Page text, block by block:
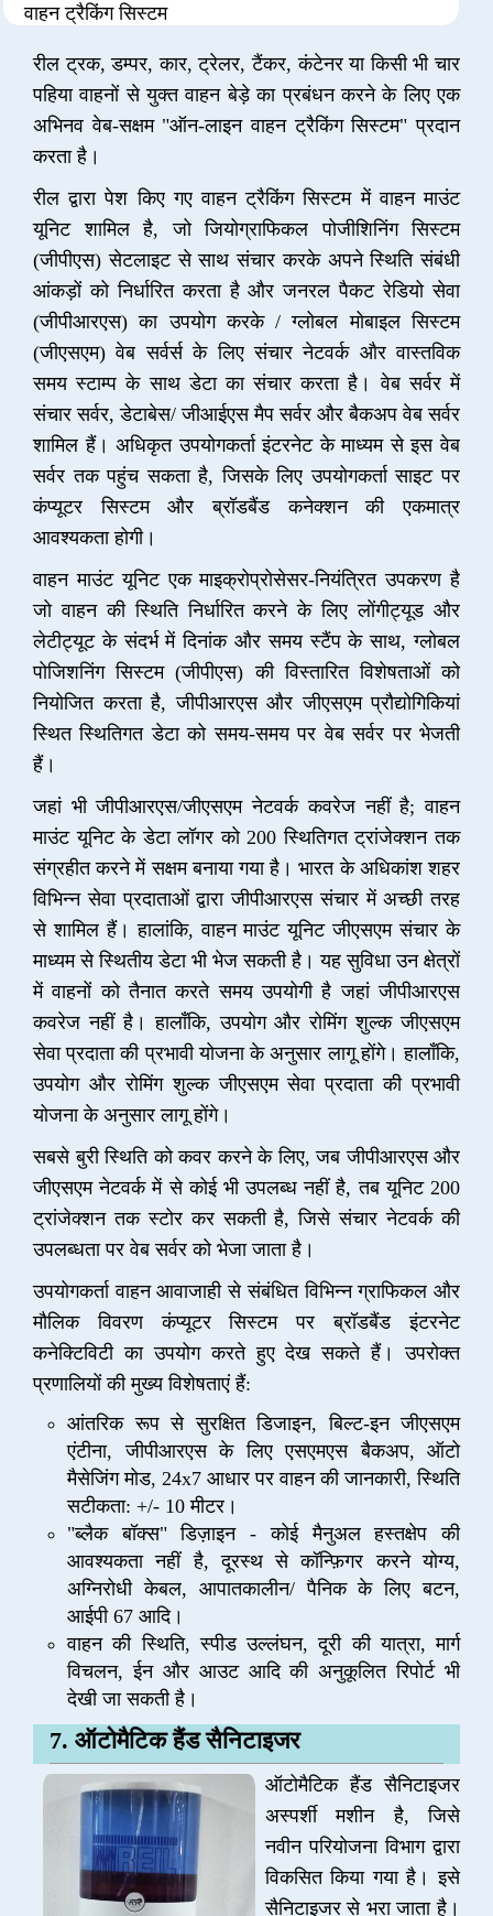
वाहन ट्रैकिंग सिस्टम
रील ट्रक, डम्पर, कार, ट्रेलर, टैंकर, कंटेनर या किसी भी चार
पहिया वाहनों से युक्त वाहन बेड़े का प्रबंधन करने के लिए एक
अभिनव वेब-सक्षम "ऑन-लाइन वाहन ट्रैकिंग सिस्टम" प्रदान
करता है।
रील द्वारा पेश किए गए वाहन ट्रैकिंग सिस्टम में वाहन माउंट
यूनिट शामिल है, जो जियोग्राफिकल पोजीशिनिंग सिस्टम
(जीपीएस) सेटलाइट से साथ संचार करके अपने स्थिति संबंधी
आंकड़ों को निर्धारित करता है और जनरल पैकट रेडियो सेवा
(जीपीआरएस) का उपयोग करके / ग्लोबल मोबाइल सिस्टम
(जीएसएम) वेब सर्वर्स के लिए संचार नेटवर्क और वास्तविक
समय स्टाम्प के साथ डेटा का संचार करता है। वेब सर्वर में
संचार सर्वर, डेटाबेस/ जीआईएस मैप सर्वर और बैकअप वेब सर्वर
शामिल हैं। अधिकृत उपयोगकर्ता इंटरनेट के माध्यम से इस वेब
सर्वर तक पहुंच सकता है, जिसके लिए उपयोगकर्ता साइट पर
कंप्यूटर सिस्टम और ब्रॉडबैंड कनेक्शन की एकमात्र
आवश्यकता होगी।
वाहन माउंट यूनिट एक माइक्रोप्रोसेसर-नियंत्रित उपकरण है
जो वाहन की स्थिति निर्धारित करने के लिए लोंगीट्यूड और
लेटीट्यूट के संदर्भ में दिनांक और समय स्टैंप के साथ, ग्लोबल
पोजिशनिंग सिस्टम (जीपीएस) की विस्तारित विशेषताओं को
नियोजित करता है, जीपीआरएस और जीएसएम प्रौद्योगिकियां
स्थित स्थितिगत डेटा को समय-समय पर वेब सर्वर पर भेजती
हैं।
जहां भी जीपीआरएस/जीएसएम नेटवर्क कवरेज नहीं है; वाहन
माउंट यूनिट के डेटा लॉगर को 200 स्थितिगत ट्रांजेक्शन तक
संग्रहीत करने में सक्षम बनाया गया है। भारत के अधिकांश शहर
विभिन्न सेवा प्रदाताओं द्वारा जीपीआरएस संचार में अच्छी तरह
से शामिल हैं। हालांकि, वाहन माउंट यूनिट जीएसएम संचार के
माध्यम से स्थितीय डेटा भी भेज सकती है। यह सुविधा उन क्षेत्रों
में वाहनों को तैनात करते समय उपयोगी है जहां जीपीआरएस
कवरेज नहीं है। हालाँकि, उपयोग और रोमिंग शुल्क जीएसएम
सेवा प्रदाता की प्रभावी योजना के अनुसार लागू होंगे। हालाँकि,
उपयोग और रोमिंग शुल्क जीएसएम सेवा प्रदाता की प्रभावी
योजना के अनुसार लागू होंगे।
सबसे बुरी स्थिति को कवर करने के लिए, जब जीपीआरएस और
जीएसएम नेटवर्क में से कोई भी उपलब्ध नहीं है, तब यूनिट 200
ट्रांजेक्शन तक स्टोर कर सकती है, जिसे संचार नेटवर्क की
उपलब्धता पर वेब सर्वर को भेजा जाता है।
उपयोगकर्ता वाहन आवाजाही से संबंधित विभिन्न ग्राफिकल और
मौलिक विवरण कंप्यूटर सिस्टम पर ब्रॉडबैंड इंटरनेट
कनेक्टिविटी का उपयोग करते हुए देख सकते हैं। उपरोक्त
प्रणालियों की मुख्य विशेषताएं हैं:
आंतरिक रूप से सुरक्षित डिजाइन, बिल्ट-इन जीएसएम
एंटीना, जीपीआरएस के लिए एसएमएस बैकअप, ऑटो
मैसेजिंग मोड, 24x7 आधार पर वाहन की जानकारी, स्थिति
सटीकता: +/- 10 मीटर।
"ब्लैक बॉक्स" डिज़ाइन - कोई मैनुअल हस्तक्षेप की
आवश्यकता नहीं है, दूरस्थ से कॉन्फ़िगर करने योग्य,
अग्निरोधी केबल, आपातकालीन/ पैनिक के लिए बटन,
आईपी 67 आदि।
वाहन की स्थिति, स्पीड उल्लंघन, दूरी की यात्रा, मार्ग
विचलन, ईन और आउट आदि की अनुकूलित रिपोर्ट भी
देखी जा सकती है।
7. ऑटोमैटिक हैंड सैनिटाइजर
ऑटोमैटिक हैंड सैनिटाइजर
अस्पर्शी मशीन है, जिसे
नवीन परियोजना विभाग द्वारा
विकसित किया गया है। इसे
सैनिटाइजर से भरा जाता है।